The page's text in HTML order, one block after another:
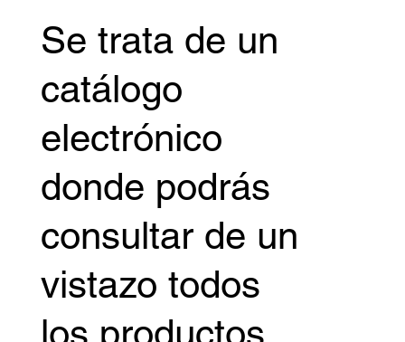
instalación de
productos, etc.
CATÁLOGO
Se trata de un
catálogo
electrónico
donde podrás